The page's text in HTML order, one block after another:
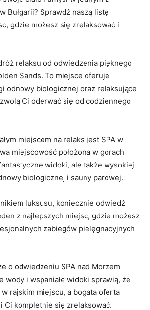
Bułgarii? ⁢Sprawdź naszą listę
gdzie możesz się zrelaksować i
relaksu od odwiedzenia⁣ pięknego
‌Sands. To miejsce oferuje
odnowy ⁤biologicznej oraz relaksujące‌
Ci ⁢oderwać ⁢się​ od codziennego
‍miejscem na relaks jest SPA⁤ w
miejscowość położona w‌ górach
​widoki, ale także wysokiej
biologicznej i sauny parowej.
luksusu, koniecznie odwiedź
z⁢ najlepszych​ miejsc, gdzie możesz
zabiegów pielęgnacyjnych
o ⁤odwiedzeniu‍ SPA⁢ nad Morzem
wody i wspaniałe ⁢widoki sprawią, że
rajskim ⁣miejscu, a ‌bogata oferta
Ci kompletnie się zrelaksować.